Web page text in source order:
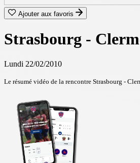
Ajouter aux favoris
Strasbourg -
Lundi 22/02/2010
Le résumé vidéo de la rencontre Strasbourg -